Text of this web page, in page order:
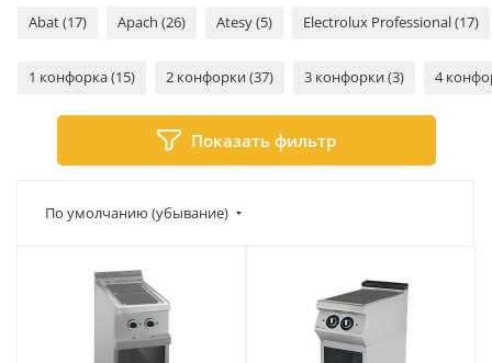
Abat (17) Apach (26) Atesy (5) Electrolux Professional (17)
1 конфорка (15) 2 конфорки (37) 3 конфорки (3) 4
Показать фильтр
По умолчанию (убывание)